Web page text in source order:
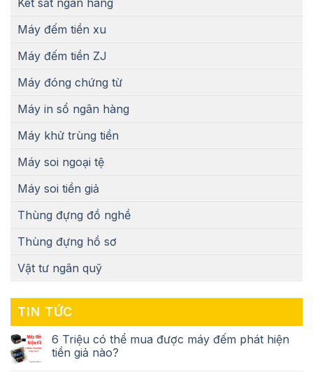
Két sắt ngân hàng
Máy đếm tiền xu
Máy đếm tiền ZJ
Máy đóng chứng từ
Máy in sổ ngân hàng
Máy khử trùng tiền
Máy soi ngoại tệ
Máy soi tiền giả
Thùng đựng đồ nghề
Thùng đựng hồ sơ
Vật tư ngân quỹ
TIN TỨC
6 Triệu có thể mua được máy đếm phát hiện
tiền giả nào?